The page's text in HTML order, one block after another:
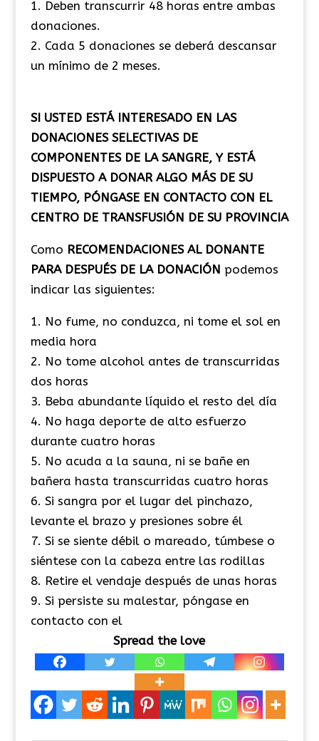
1. Deben transcurrir 48 horas entre ambas
donaciones.
2. Cada 5 donaciones se deberá descansar
un mínimo de 2 meses.
SI USTED ESTÁ INTERESADO EN LAS
DONACIONES SELECTIVAS DE
COMPONENTES DE LA SANGRE, Y ESTÁ
DISPUESTO A DONAR ALGO MÁS DE SU
TIEMPO, PÓNGASE EN CONTACTO CON EL
CENTRO DE TRANSFUSIÓN DE SU PROVINCIA
Como RECOMENDACIONES AL DONANTE
PARA DESPUÉS DE LA DONACIÓN podemos
indicar las siguientes:
1. No fume, no conduzca, ni tome el sol en
media hora
2. No tome alcohol antes de transcurridas
dos horas
3. Beba abundante líquido el resto del día
4. No haga deporte de alto esfuerzo
durante cuatro horas
5. No acuda a la sauna, ni se bañe en
bañera hasta transcurridas cuatro horas
6. Si sangra por el lugar del pinchazo,
levante el brazo y presiones sobre él
7. Si se siente débil o mareado, túmbese o
siéntese con la cabeza entre las rodillas
8. Retire el vendaje después de unas horas
9. Si persiste su malestar, póngase en
contacto con el
Spread the love